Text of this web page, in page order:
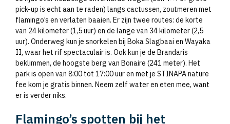
pick-up is echt aan te raden) langs cactussen, zoutmeren met
flamingo’s en verlaten baaien. Er zijn twee routes: de korte
van 24 kilometer (1,5 uur) en de lange van 34 kilometer (2,5
uur). Onderweg kun je snorkelen bij Boka Slagbaai en Wayaka
II, waar het rif spectaculair is. Ook kun je de Brandaris
beklimmen, de hoogste berg van Bonaire (241 meter). Het
park is open van 8:00 tot 17:00 uur en met je STINAPA nature
fee kom je gratis binnen. Neem zelf water en eten mee, want
er is verder niks.
Flamingo’s spotten bij het